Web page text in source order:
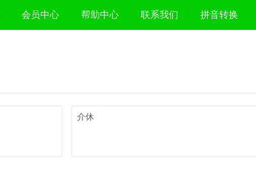
会员中心 帮助中心 联系我们 拼音转换
介休